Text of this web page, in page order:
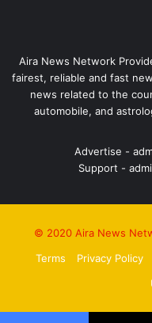
Aira News Network
fairest, reliable and fast
news related to the
automobile, and
Advertise -
Support -
© 2020 Aira News
Terms
Privacy Policy